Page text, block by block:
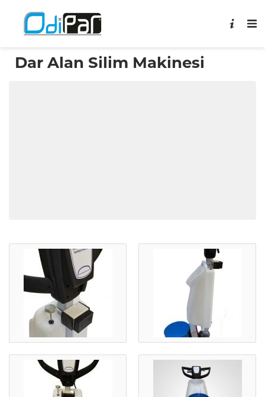
Dar Alan Silim Makinesi